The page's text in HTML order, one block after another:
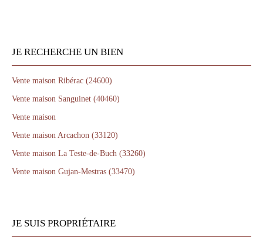
JE RECHERCHE UN BIEN
Vente maison Ribérac (24600)
Vente maison Sanguinet (40460)
Vente maison
Vente maison Arcachon (33120)
Vente maison La Teste-de-Buch (33260)
Vente maison Gujan-Mestras (33470)
JE SUIS PROPRIÉTAIRE